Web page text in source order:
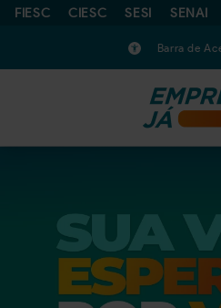
FIESC CIESC SESI SENAI
Barra de